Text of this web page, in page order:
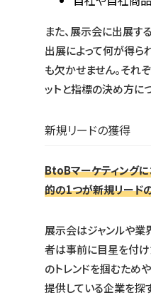
また、展示会に出展す
出展によって何が得ら
も欠かせません。それ
ットと指標の決め方に
新規リードの獲得
BtoBマーケティング
的の1つが新規リード
展示会はジャンルや業
者は事前に目星を付け
のトレンドを掴むため
提供している企業を探